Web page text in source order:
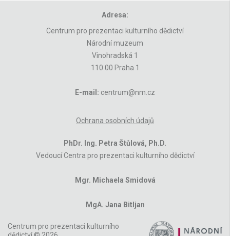
Adresa:
Centrum pro prezentaci kulturního dědictví
Národní muzeum
Vinohradská 1
110 00 Praha 1
E-mail: centrum@nm.cz
Ochrana osobních údajů
PhDr. Ing. Petra Štůlová, Ph.D.
Vedoucí Centra pro prezentaci kulturního dědictví
Mgr. Michaela Smidová
MgA. Jana Bitljan
Centrum pro prezentaci kulturního